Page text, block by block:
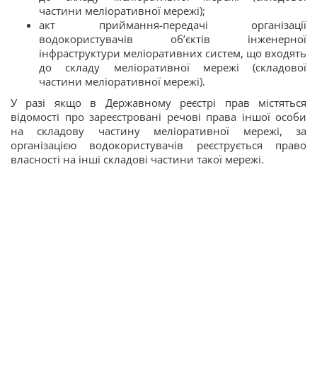
частини меліоративної мережі);
акт приймання-передачі організації
водокористувачів об’єктів інженерної
інфраструктури меліоративних систем, що входять
до складу меліоративної мережі (складової
частини меліоративної мережі).
У разі якщо в Державному реєстрі прав містяться
відомості про зареєстровані речові права іншої особи
на складову частину меліоративної мережі, за
організацією водокористувачів реєструється право
власності на інші складові частини такої мережі.